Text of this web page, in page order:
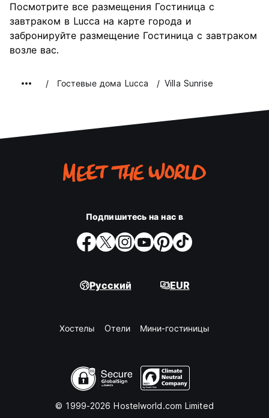
Соотношение цены и
качества
Посмотрите все размещения Гостиница с
завтраком в Lucca на карте города и
забронируйте размещение Гостиница с завтраком
возле вас.
Гостевые дома Lucca Villa Sunrise
Подпишитесь на нас в
Русский EUR
Хостелы Oтели Мини-гостиницы
© 1999-2026 Hostelworld.com Limited